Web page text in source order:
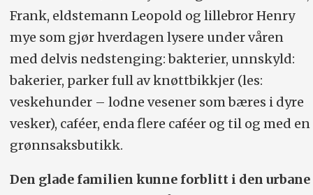
Frank, eldstemann Leopold og lillebror Henry
mye som gjør hverdagen lysere under våren
med delvis nedstenging: bakterier, unnskyld:
bakerier, parker full av knøttbikkjer (les:
veskehunder – lodne vesener som bæres i dyre
vesker), caféer, enda flere caféer og til og med en
grønnsaksbutikk.
Den glade familien kunne forblitt i den urbane